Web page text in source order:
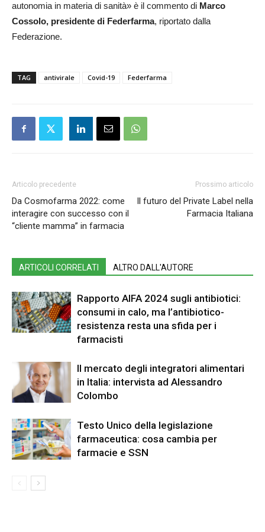
autonomia in materia di sanità» è il commento di Marco
Cossolo, presidente di Federfarma, riportato dalla
Federazione.
TAG antivirale Covid-19 Federfarma
Articolo precedente
Da Cosmofarma 2022: come
interagire con successo con il
“cliente mamma” in farmacia
Prossimo articolo
Il futuro del Private Label nella
Farmacia Italiana
ARTICOLI CORRELATI ALTRO DALL'AUTORE
Rapporto AIFA 2024 sugli antibiotici:
consumi in calo, ma l’antibiotico-
resistenza resta una sfida per i
farmacisti
Il mercato degli integratori alimentari
in Italia: intervista ad Alessandro
Colombo
Testo Unico della legislazione
farmaceutica: cosa cambia per
farmacie e SSN